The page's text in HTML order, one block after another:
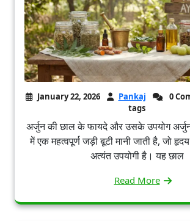
January 22, 2026 Pankaj 0
tags
अर्जुन की छाल के फायदे और उसके उपयोग
में एक महत्वपूर्ण जड़ी बूटी मानी जाती है, जो
अत्यंत उपयोगी है। यह छाल
Read More